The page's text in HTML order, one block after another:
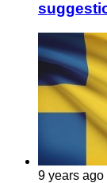
9 years ago